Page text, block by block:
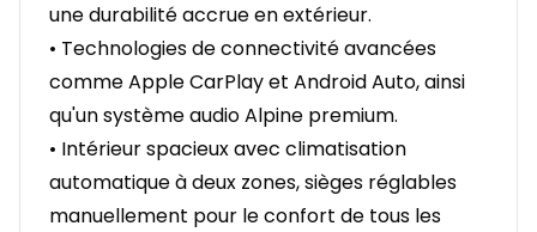
une durabilité accrue en extérieur.
• Technologies de connectivité avancées
comme Apple CarPlay et Android Auto, ainsi
qu'un système audio Alpine premium.
• Intérieur spacieux avec climatisation
automatique à deux zones, sièges réglables
manuellement pour le confort de tous les